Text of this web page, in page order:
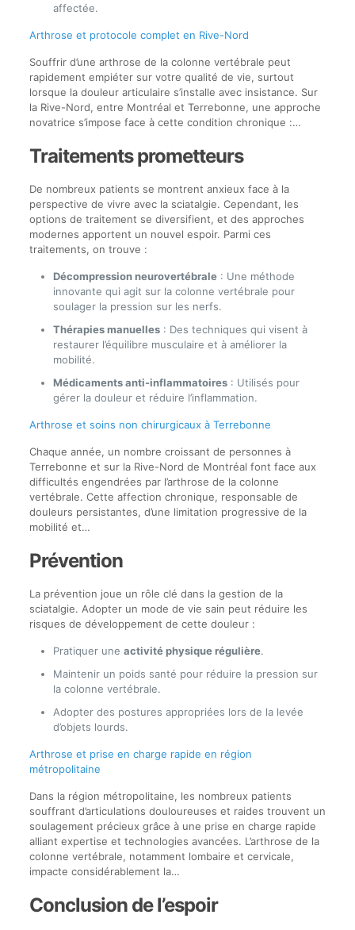
affectée.
Arthrose et protocole complet en Rive-Nord
Souffrir d’une arthrose de la colonne vertébrale peut
rapidement empiéter sur votre qualité de vie, surtout
lorsque la douleur articulaire s’installe avec insistance. Sur
la Rive-Nord, entre Montréal et Terrebonne, une approche
novatrice s’impose face à cette condition chronique :…
Traitements prometteurs
De nombreux patients se montrent anxieux face à la
perspective de vivre avec la sciatalgie. Cependant, les
options de traitement se diversifient, et des approches
modernes apportent un nouvel espoir. Parmi ces
traitements, on trouve :
Décompression neurovertébrale: Une méthode
innovante qui agit sur la colonne vertébrale pour
soulager la pression sur les nerfs.
Thérapies manuelles: Des techniques qui visent à
restaurer l’équilibre musculaire et à améliorer la
mobilité.
Médicaments anti-inflammatoires: Utilisés pour
gérer la douleur et réduire l’inflammation.
Arthrose et soins non chirurgicaux à Terrebonne
Chaque année, un nombre croissant de personnes à
Terrebonne et sur la Rive-Nord de Montréal font face aux
difficultés engendrées par l’arthrose de la colonne
vertébrale. Cette affection chronique, responsable de
douleurs persistantes, d’une limitation progressive de la
mobilité et…
Prévention
La prévention joue un rôle clé dans la gestion de la
sciatalgie. Adopter un mode de vie sain peut réduire les
risques de développement de cette douleur :
Pratiquer une activité physique régulière.
Maintenir un poids santé pour réduire la pression sur
la colonne vertébrale.
Adopter des postures appropriées lors de la levée
d’objets lourds.
Arthrose et prise en charge rapide en région
métropolitaine
Dans la région métropolitaine, les nombreux patients
souffrant d’articulations douloureuses et raides trouvent un
soulagement précieux grâce à une prise en charge rapide
alliant expertise et technologies avancées. L’arthrose de la
colonne vertébrale, notamment lombaire et cervicale,
impacte considérablement la…
Conclusion de l’espoir